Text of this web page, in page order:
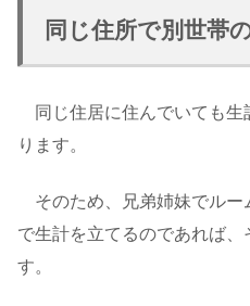
同じ住所で別世帯
同じ住居に住んでいても生
ります。
そのため、兄弟姉妹でルー
で生計を立てるのであれば、
す。